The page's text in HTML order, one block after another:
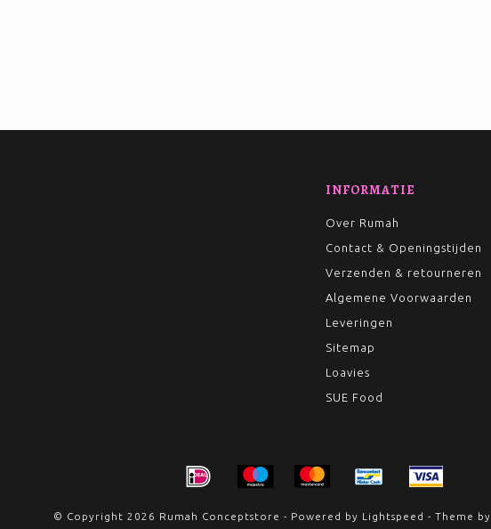
INFORMATIE
Over Rumah
Contact & Openingstijden
Verzenden & retourneren
Algemene Voorwaarden
Leveringen
Sitemap
Loavies
SUE Food
© Copyright 2026 Rumah Conceptstore - Powered by Lightspeed - Theme by